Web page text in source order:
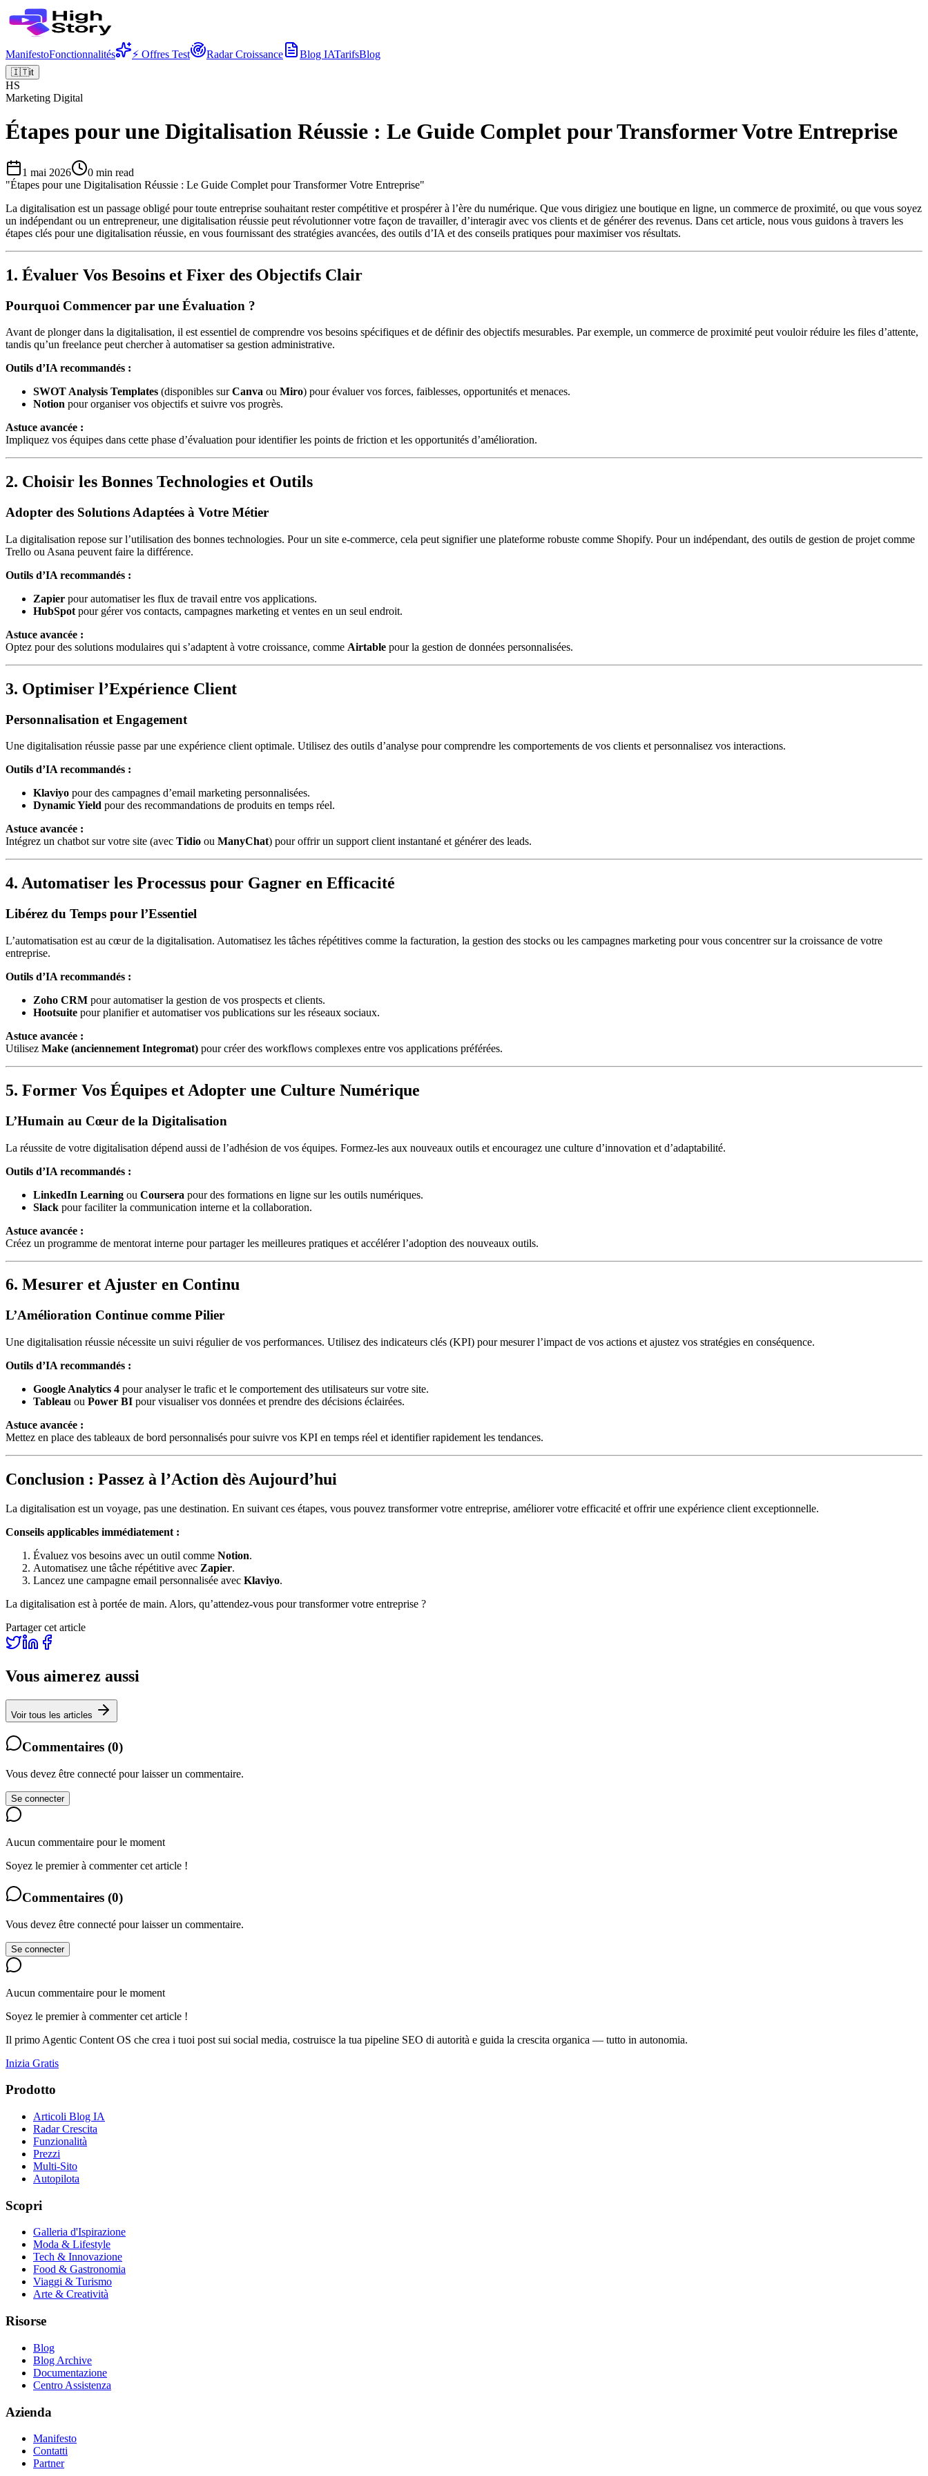
ManifestoFonctionnalités ⚡ Offres Test Radar Croissance Blog IATarifsBlog
🇮🇹it
HS
Marketing Digital
Étapes pour une Digitalisation Réussie : Le Guide Complet pour Transformer Votre Entreprise
1 mai 2026 0 min read
"Étapes pour une Digitalisation Réussie : Le Guide Complet pour Transformer Votre Entreprise"
La digitalisation est un passage obligé pour toute entreprise souhaitant rester compétitive et prospérer à l’ère du numérique. Que vous dirigiez une boutique en ligne, un commerce de proximité, ou que vous soyez
un indépendant ou un entrepreneur, une digitalisation réussie peut révolutionner votre façon de travailler, d’interagir avec vos clients et de générer des revenus. Dans cet article, nous vous guidons à travers les
étapes clés pour une digitalisation réussie, en vous fournissant des stratégies avancées, des outils d’IA et des conseils pratiques pour maximiser vos résultats.
1. Évaluer Vos Besoins et Fixer des Objectifs Clair
Pourquoi Commencer par une Évaluation ?
Avant de plonger dans la digitalisation, il est essentiel de comprendre vos besoins spécifiques et de définir des objectifs mesurables. Par exemple, un commerce de proximité peut vouloir réduire les files d’attente,
tandis qu’un freelance peut chercher à automatiser sa gestion administrative.
Outils d’IA recommandés :
SWOT Analysis Templates (disponibles surCanva ou Miro) pour évaluer vos forces, faiblesses, opportunités et menaces.
Notion pour organiser vos objectifs et suivre vos progrès.
Astuce avancée :
Impliquez vos équipes dans cette phase d’évaluation pour identifier les points de friction et les opportunités d’amélioration.
2. Choisir les Bonnes Technologies et Outils
Adopter des Solutions Adaptées à Votre Métier
La digitalisation repose sur l’utilisation des bonnes technologies. Pour un site e-commerce, cela peut signifier une plateforme robuste comme Shopify. Pour un indépendant, des outils de gestion de projet comme
Trello ou Asana peuvent faire la différence.
Outils d’IA recommandés :
Zapier pour automatiser les flux de travail entre vos applications.
HubSpot pour gérer vos contacts, campagnes marketing et ventes en un seul endroit.
Astuce avancée :
Optez pour des solutions modulaires qui s’adaptent à votre croissance, comme Airtable pour la gestion de données personnalisées.
3. Optimiser l’Expérience Client
Personnalisation et Engagement
Une digitalisation réussie passe par une expérience client optimale. Utilisez des outils d’analyse pour comprendre les comportements de vos clients et personnalisez vos interactions.
Outils d’IA recommandés :
Klaviyo pour des campagnes d’email marketing personnalisées.
Dynamic Yield pour des recommandations de produits en temps réel.
Astuce avancée :
Intégrez un chatbot sur votre site (avec Tidio ou ManyChat) pour offrir un support client instantané et générer des leads.
4. Automatiser les Processus pour Gagner en Efficacité
Libérez du Temps pour l’Essentiel
L’automatisation est au cœur de la digitalisation. Automatisez les tâches répétitives comme la facturation, la gestion des stocks ou les campagnes marketing pour vous concentrer sur la croissance de votre
entreprise.
Outils d’IA recommandés :
Zoho CRM pour automatiser la gestion de vos prospects et clients.
Hootsuite pour planifier et automatiser vos publications sur les réseaux sociaux.
Astuce avancée :
Utilisez Make (anciennement Integromat) pour créer des workflows complexes entre vos applications préférées.
5. Former Vos Équipes et Adopter une Culture Numérique
L’Humain au Cœur de la Digitalisation
La réussite de votre digitalisation dépend aussi de l’adhésion de vos équipes. Formez-les aux nouveaux outils et encouragez une culture d’innovation et d’adaptabilité.
Outils d’IA recommandés :
LinkedIn Learning ou Coursera pour des formations en ligne sur les outils numériques.
Slack pour faciliter la communication interne et la collaboration.
Astuce avancée :
Créez un programme de mentorat interne pour partager les meilleures pratiques et accélérer l’adoption des nouveaux outils.
6. Mesurer et Ajuster en Continu
L’Amélioration Continue comme Pilier
Une digitalisation réussie nécessite un suivi régulier de vos performances. Utilisez des indicateurs clés (KPI) pour mesurer l’impact de vos actions et ajustez vos stratégies en conséquence.
Outils d’IA recommandés :
Google Analytics 4 pour analyser le trafic et le comportement des utilisateurs sur votre site.
Tableau ou Power BI pour visualiser vos données et prendre des décisions éclairées.
Astuce avancée :
Mettez en place des tableaux de bord personnalisés pour suivre vos KPI en temps réel et identifier rapidement les tendances.
Conclusion : Passez à l’Action dès Aujourd’hui
La digitalisation est un voyage, pas une destination. En suivant ces étapes, vous pouvez transformer votre entreprise, améliorer votre efficacité et offrir une expérience client exceptionnelle.
Conseils applicables immédiatement :
Évaluez vos besoins avec un outil comme Notion.
Automatisez une tâche répétitive avec Zapier.
Lancez une campagne email personnalisée avec Klaviyo.
La digitalisation est à portée de main. Alors, qu’attendez-vous pour transformer votre entreprise ?
Partager cet article
Vous aimerez aussi
Voir tous les articles
Commentaires (0)
Vous devez être connecté pour laisser un commentaire.
Se connecter
Aucun commentaire pour le moment
Soyez le premier à commenter cet article !
Commentaires (0)
Vous devez être connecté pour laisser un commentaire.
Se connecter
Aucun commentaire pour le moment
Soyez le premier à commenter cet article !
Il primo Agentic Content OS che crea i tuoi post sui social media, costruisce la tua pipeline SEO di autorità e guida la crescita organica — tutto in autonomia.
Inizia Gratis
Prodotto
Articoli Blog IA
Radar Crescita
Funzionalità
Prezzi
Multi-Sito
Autopilota
Scopri
Galleria d'Ispirazione
Moda & Lifestyle
Tech & Innovazione
Food & Gastronomia
Viaggi & Turismo
Arte & Creatività
Risorse
Blog
Blog Archive
Documentazione
Centro Assistenza
Azienda
Manifesto
Contatti
Partner